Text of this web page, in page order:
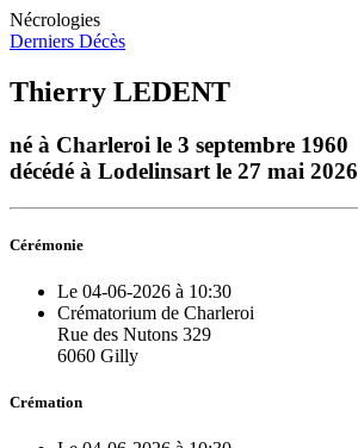
Nécrologies
Derniers Décès
Thierry LEDENT
né à Charleroi le 3 septembre 1960
décédé à Lodelinsart le 27 mai 2026
Cérémonie
Le 04-06-2026 à 10:30
Crématorium de Charleroi
Rue des Nutons 329
6060 Gilly
Crémation